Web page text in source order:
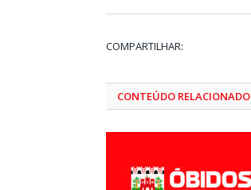
COMPARTILHAR:
CONTEÚDO RELACIONADO